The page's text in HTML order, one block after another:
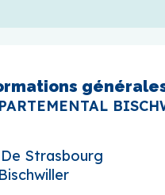
De Strasbourg